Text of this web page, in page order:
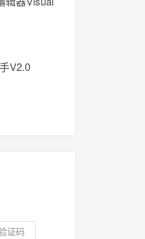
V2.0
证码